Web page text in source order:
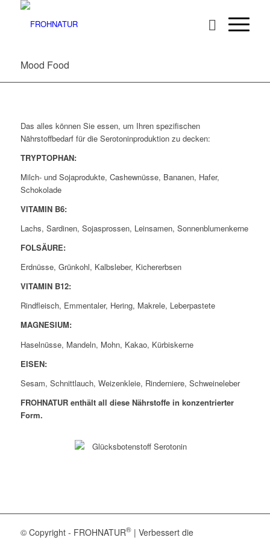
Mood Food
Das alles können Sie essen, um Ihren spezifischen
Nährstoffbedarf für die Serotoninproduktion zu decken:
TRYPTOPHAN:
Milch- und Sojaprodukte, Cashewnüsse, Bananen, Hafer,
Schokolade
VITAMIN B6:
Lachs, Sardinen, Sojasprossen, Leinsamen, Sonnenblumenkerne
FOLSÄURE:
Erdnüsse, Grünkohl, Kalbsleber, Kichererbsen
VITAMIN B12:
Rindfleisch, Emmentaler, Hering, Makrele, Leberpastete
MAGNESIUM:
Haselnüsse, Mandeln, Mohn, Kakao, Kürbiskerne
EISEN:
Sesam, Schnittlauch, Weizenkleie, Rinderniere, Schweineleber
FROHNATUR enthält all diese Nährstoffe in konzentrierter
Form.
© Copyright - FROHNATUR®| Verbessert die